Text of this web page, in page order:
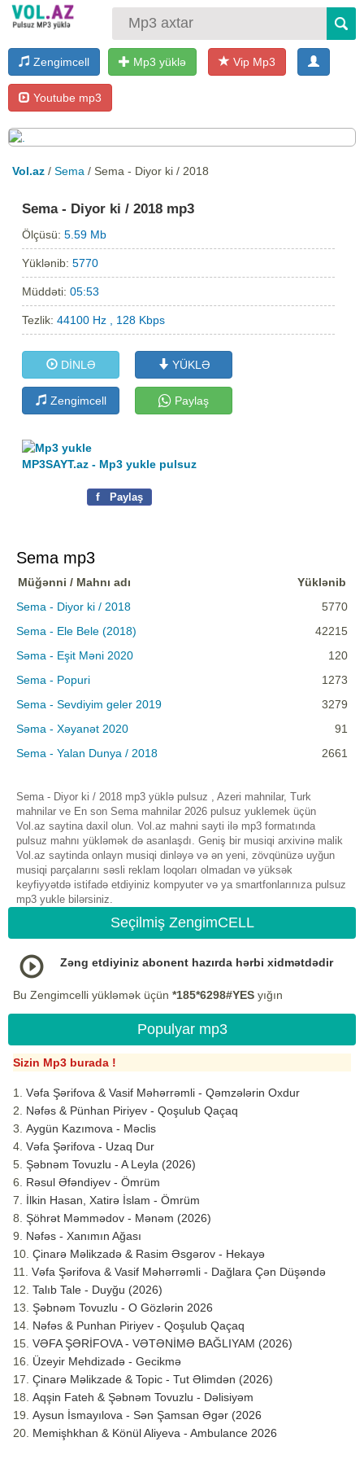
Zengimcell Mp3 yüklə Vip Mp3
Youtube mp3
Vol.az / Sema / Sema - Diyor ki / 2018
Sema - Diyor ki / 2018 mp3
Ölçüsü:5.59 Mb
Yüklənib:5770
Müddəti:05:53
Tezlik:44100 Hz , 128 Kbps
DİNLƏ YÜKLƏ
Zengimcell Paylaş
MP3SAYT.az - Mp3 yukle pulsuz
f Paylaş
Sema mp3
Müğənni / Mahnı adı
Yüklənib
Sema - Diyor ki / 2018
5770
Sema - Ele Bele (2018)
42215
Səma - Eşit Məni 2020
120
Sema - Popuri
1273
Sema - Sevdiyim geler 2019
3279
Səma - Xəyanət 2020
91
Sema - Yalan Dunya / 2018
2661
Sema - Diyor ki / 2018 mp3 yüklə pulsuz , Azeri mahnilar, Turk
mahnilar ve En son Sema mahnilar 2026 pulsuz yuklemek üçün
Vol.az saytina daxil olun. Vol.az mahni sayti ilə mp3 formatında
pulsuz mahnı yükləmək də asanlaşdı. Geniş bir musiqi arxivinə malik
Vol.az saytinda onlayn musiqi dinləyə və ən yeni, zövqünüzə uyğun
musiqi parçalarını səsli reklam loqoları olmadan və yüksək
keyfiyyətdə istifadə etdiyiniz kompyuter və ya smartfonlarınıza pulsuz
mp3 yukle bilərsiniz.
Seçilmiş ZengimCELL
Zəng etdiyiniz abonent hazırda hərbi xidmətdədir
Bu Zengimcelli yükləmək üçün *185*6298#YES yığın
Populyar mp3
Sizin Mp3 burada !
Vəfa Şərifova & Vasif Məhərrəmli - Qəmzələrin Oxdur
Nəfəs & Pünhan Piriyev - Qoşulub Qaçaq
Aygün Kazımova - Məclis
Vəfa Şərifova - Uzaq Dur
Şəbnəm Tovuzlu - A Leyla (2026)
Rəsul Əfəndiyev - Ömrüm
İlkin Hasan, Xatirə İslam - Ömrüm
Şöhrət Məmmədov - Mənəm (2026)
Nəfəs - Xanımın Ağası
Çinarə Məlikzadə & Rasim Əsgərov - Hekayə
Vəfa Şərifova & Vasif Məhərrəmli - Dağlara Çən Düşəndə
Talıb Tale - Duyğu (2026)
Şəbnəm Tovuzlu - O Gözlərin 2026
Nəfəs & Punhan Piriyev - Qoşulub Qaçaq
VƏFA ŞƏRİFOVA - VƏTƏNİMƏ BAĞLIYAM (2026)
Üzeyir Mehdizadə - Gecikmə
Çinarə Məlikzade & Topic - Tut Əlimdən (2026)
Aqşin Fateh & Şəbnəm Tovuzlu - Dəlisiyəm
Aysun İsmayılova - Sən Şamsan Əgər (2026
Memişhkhan & Könül Aliyeva - Ambulance 2026